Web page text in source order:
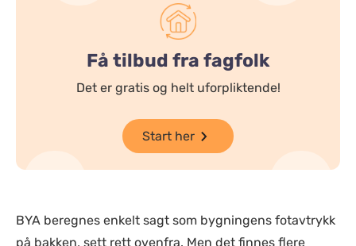
Få tilbud fra fagfolk
Det er gratis og helt uforpliktende!
Start her
BYA beregnes enkelt sagt som bygningens fotavtrykk
på bakken, sett rett ovenfra. Men det finnes flere